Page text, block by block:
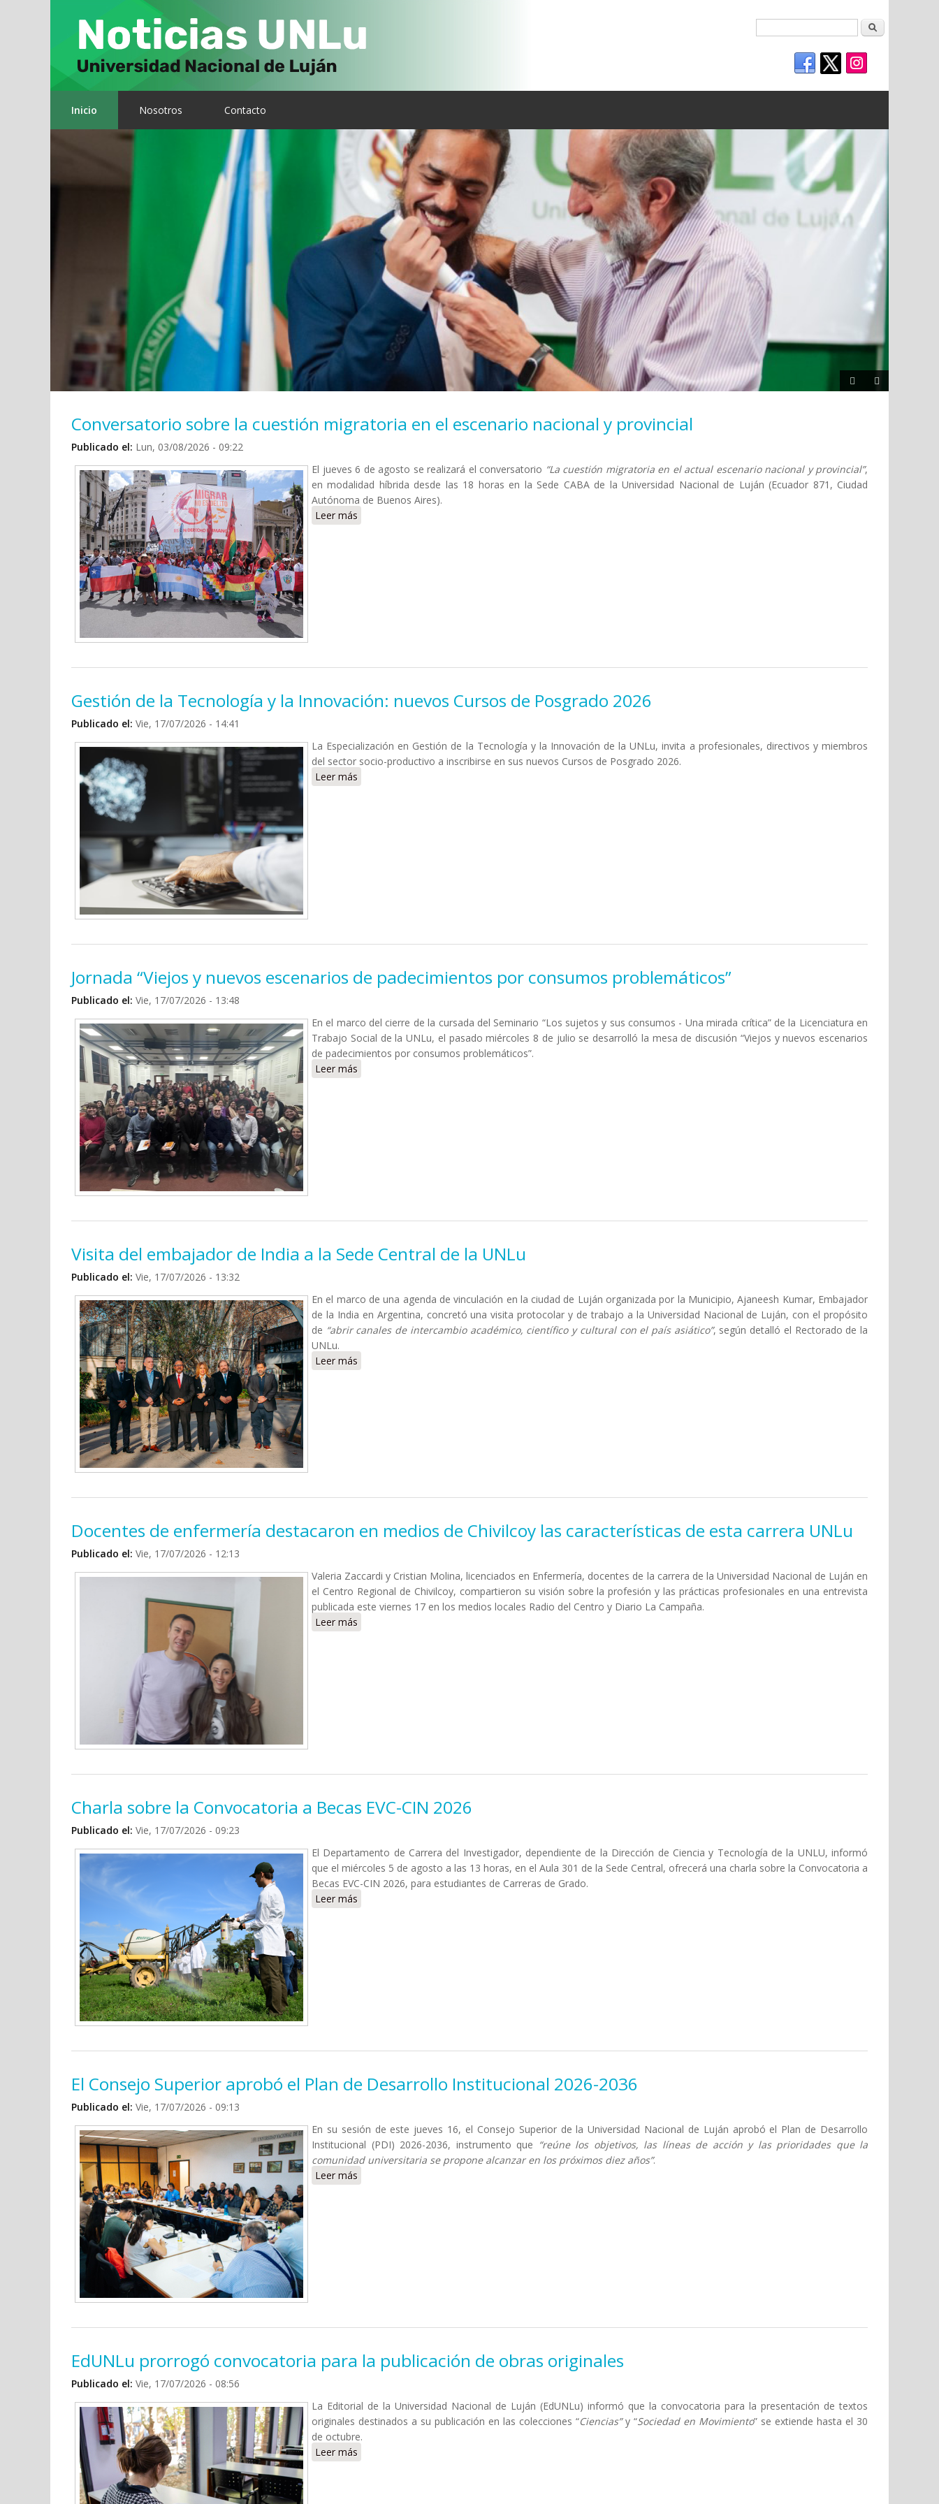
Inicio Nosotros Contacto
Conversatorio sobre la cuestión migratoria en el escenario nacional y provincial
Publicado el: Lun, 03/08/2026 - 09:22
El jueves 6 de agosto se realizará el conversatorio “La cuestión migratoria en el actual escenario nacional y provincial”,
en modalidad híbrida desde las 18 horas en la Sede CABA de la Universidad Nacional de Luján (Ecuador 871, Ciudad
Autónoma de Buenos Aires).
Leer más
Gestión de la Tecnología y la Innovación: nuevos Cursos de Posgrado 2026
Publicado el: Vie, 17/07/2026 - 14:41
La Especialización en Gestión de la Tecnología y la Innovación de la UNLu, invita a profesionales, directivos y miembros
del sector socio-productivo a inscribirse en sus nuevos Cursos de Posgrado 2026.
Leer más
Jornada “Viejos y nuevos escenarios de padecimientos por consumos problemáticos”
Publicado el: Vie, 17/07/2026 - 13:48
En el marco del cierre de la cursada del Seminario “Los sujetos y sus consumos - Una mirada crítica” de la Licenciatura en
Trabajo Social de la UNLu, el pasado miércoles 8 de julio se desarrolló la mesa de discusión “Viejos y nuevos escenarios
de padecimientos por consumos problemáticos”.
Leer más
Visita del embajador de India a la Sede Central de la UNLu
Publicado el: Vie, 17/07/2026 - 13:32
En el marco de una agenda de vinculación en la ciudad de Luján organizada por la Municipio, Ajaneesh Kumar, Embajador
de la India en Argentina, concretó una visita protocolar y de trabajo a la Universidad Nacional de Luján, con el propósito
de “abrir canales de intercambio académico, científico y cultural con el país asiático”, según detalló el Rectorado de la
UNLu.
Leer más
Docentes de enfermería destacaron en medios de Chivilcoy las características de esta carrera UNLu
Publicado el: Vie, 17/07/2026 - 12:13
Valeria Zaccardi y Cristian Molina, licenciados en Enfermería, docentes de la carrera de la Universidad Nacional de Luján en
el Centro Regional de Chivilcoy, compartieron su visión sobre la profesión y las prácticas profesionales en una entrevista
publicada este viernes 17 en los medios locales Radio del Centro y Diario La Campaña.
Leer más
Charla sobre la Convocatoria a Becas EVC-CIN 2026
Publicado el: Vie, 17/07/2026 - 09:23
El Departamento de Carrera del Investigador, dependiente de la Dirección de Ciencia y Tecnología de la UNLU, informó
que el miércoles 5 de agosto a las 13 horas, en el Aula 301 de la Sede Central, ofrecerá una charla sobre la Convocatoria a
Becas EVC-CIN 2026, para estudiantes de Carreras de Grado.
Leer más
El Consejo Superior aprobó el Plan de Desarrollo Institucional 2026-2036
Publicado el: Vie, 17/07/2026 - 09:13
En su sesión de este jueves 16, el Consejo Superior de la Universidad Nacional de Luján aprobó el Plan de Desarrollo
Institucional (PDI) 2026-2036, instrumento que “reúne los objetivos, las líneas de acción y las prioridades que la
comunidad universitaria se propone alcanzar en los próximos diez años”.
Leer más
EdUNLu prorrogó convocatoria para la publicación de obras originales
Publicado el: Vie, 17/07/2026 - 08:56
La Editorial de la Universidad Nacional de Luján (EdUNLu) informó que la convocatoria para la presentación de textos
originales destinados a su publicación en las colecciones “Ciencias”y “Sociedad en Movimiento” se extiende hasta el 30
de octubre.
Leer más